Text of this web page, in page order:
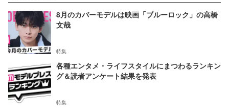
8月のカバーモデルは映画「ブルーロック」の高橋
文哉
特集
各種エンタメ・ライフスタイルにまつわるランキン
グ＆読者アンケート結果を発表
特集